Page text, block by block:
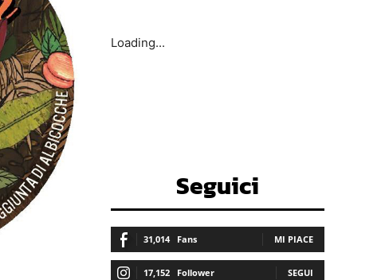
Loading...
Seguici
31,014 Fans MI PIACE
17,152 Follower SEGUI